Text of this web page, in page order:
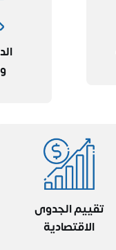
تقييم الجدوى
الاقتصادية